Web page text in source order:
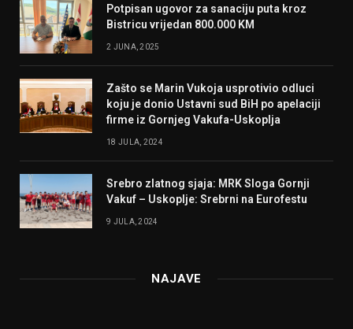
Potpisan ugovor za sanaciju puta kroz
Bistricu vrijedan 800.000 KM
2 JUNA, 2025
Zašto se Marin Vukoja usprotivio odluci
koju je donio Ustavni sud BiH po apelaciji
firme iz Gornjeg Vakufa-Uskoplja
18 JULA, 2024
Srebro zlatnog sjaja: MRK Sloga Gornji
Vakuf – Uskoplje: Srebrni na Eurofestu
9 JULA, 2024
NAJAVE